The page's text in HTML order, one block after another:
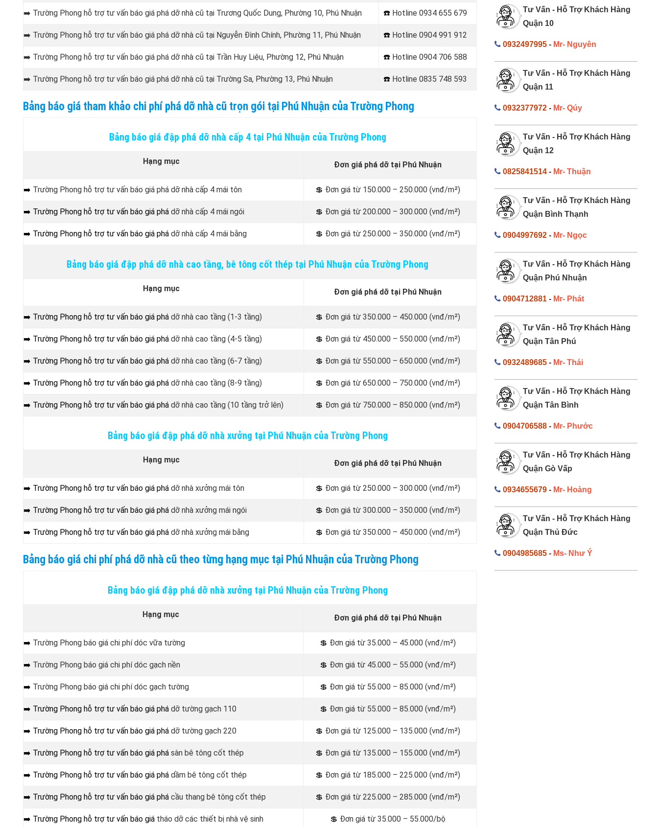
➡️ Trường Phong hỗ trợ tư vấn báo giá phá dỡ nhà cũ tại Trương Quốc Dung, Phường 10, Phú Nhuận ☎️ Hotline 0934 655 679
➡️ Trường Phong hỗ trợ tư vấn báo giá phá dỡ nhà cũ tại Nguyễn Đình Chính, Phường 11, Phú Nhuận ☎️ Hotline 0904 991 912
➡️ Trường Phong hỗ trợ tư vấn báo giá phá dỡ nhà cũ tại Trần Huy Liệu, Phường 12, Phú Nhuận ☎️ Hotline 0904 706 588
➡️ Trường Phong hỗ trợ tư vấn báo giá phá dỡ nhà cũ tại Trường Sa, Phường 13, Phú Nhuận ☎️ Hotline 0835 748 593
Bảng báo giá tham khảo chi phí phá dỡ nhà cũ trọn gói tại Phú Nhuận của Trường Phong
Bảng báo giá đập phá dỡ nhà cấp 4 tại Phú Nhuận của Trường Phong
Hạng mục Đơn giá phá dỡ tại Phú Nhuận
➡️ Trường Phong hỗ trợ tư vấn báo giá phá dỡ nhà cấp 4 mái tôn 💲 Đơn giá từ 150.000 – 250.000 (vnđ/m²)
➡️ Trường Phong hỗ trợ tư vấn báo giá phá dỡ nhà cấp 4 mái ngói 💲 Đơn giá từ 200.000 – 300.000 (vnđ/m²)
➡️ Trường Phong hỗ trợ tư vấn báo giá phá dỡ nhà cấp 4 mái bằng 💲 Đơn giá từ 250.000 – 350.000 (vnđ/m²)
Bảng báo giá đập phá dỡ nhà cao tầng, bê tông cốt thép tại Phú Nhuận của Trường Phong
Hạng mục Đơn giá phá dỡ tại Phú Nhuận
➡️ Trường Phong hỗ trợ tư vấn báo giá phá dỡ nhà cao tầng (1-3 tầng) 💲 Đơn giá từ 350.000 – 450.000 (vnđ/m²)
➡️ Trường Phong hỗ trợ tư vấn báo giá phá dỡ nhà cao tầng (4-5 tầng) 💲 Đơn giá từ 450.000 – 550.000 (vnđ/m²)
➡️ Trường Phong hỗ trợ tư vấn báo giá phá dỡ nhà cao tầng (6-7 tầng) 💲 Đơn giá từ 550.000 – 650.000 (vnđ/m²)
➡️ Trường Phong hỗ trợ tư vấn báo giá phá dỡ nhà cao tầng (8-9 tầng) 💲 Đơn giá từ 650.000 – 750.000 (vnđ/m²)
➡️ Trường Phong hỗ trợ tư vấn báo giá phá dỡ nhà cao tầng (10 tầng trở lên) 💲 Đơn giá từ 750.000 – 850.000 (vnđ/m²)
Bảng báo giá đập phá dỡ nhà xưởng tại Phú Nhuận của Trường Phong
Hạng mục Đơn giá phá dỡ tại Phú Nhuận
➡️ Trường Phong hỗ trợ tư vấn báo giá phá dỡ nhà xưởng mái tôn 💲 Đơn giá từ 250.000 – 300.000 (vnđ/m²)
➡️ Trường Phong hỗ trợ tư vấn báo giá phá dỡ nhà xưởng mái ngói 💲 Đơn giá từ 300.000 – 350.000 (vnđ/m²)
➡️ Trường Phong hỗ trợ tư vấn báo giá phá dỡ nhà xưởng mái bằng 💲 Đơn giá từ 350.000 – 450.000 (vnđ/m²)
Bảng báo giá chi phí phá dỡ nhà cũ theo từng hạng mục tại Phú Nhuận của Trường Phong
Bảng báo giá đập phá dỡ nhà xưởng tại Phú Nhuận của Trường Phong
Hạng mục Đơn giá phá dỡ tại Phú Nhuận
➡️ Trường Phong báo giá chi phí dóc vữa tường 💲 Đơn giá từ 35.000 – 45.000 (vnđ/m²)
➡️ Trường Phong báo giá chi phí dóc gạch nền 💲 Đơn giá từ 45.000 – 55.000 (vnđ/m²)
➡️ Trường Phong báo giá chi phí dóc gạch tường 💲 Đơn giá từ 55.000 – 85.000 (vnđ/m²)
➡️ Trường Phong hỗ trợ tư vấn báo giá phá dỡ tường gạch 110 💲 Đơn giá từ 55.000 – 85.000 (vnđ/m²)
➡️ Trường Phong hỗ trợ tư vấn báo giá phá dỡ tường gạch 220 💲 Đơn giá từ 125.000 – 135.000 (vnđ/m²)
➡️ Trường Phong hỗ trợ tư vấn báo giá phá sàn bê tông cốt thép 💲 Đơn giá từ 135.000 – 155.000 (vnđ/m²)
➡️ Trường Phong hỗ trợ tư vấn báo giá phá dầm bê tông cốt thép 💲 Đơn giá từ 185.000 – 225.000 (vnđ/m²)
➡️ Trường Phong hỗ trợ tư vấn báo giá phá cầu thang bê tông cốt thép 💲 Đơn giá từ 225.000 – 285.000 (vnđ/m²)
➡️ Trường Phong hỗ trợ tư vấn báo giá tháo dỡ các thiết bị nhà vệ sinh 💲 Đơn giá từ 35.000 – 55.000/bộ
Tư Vấn - Hỗ Trợ Khách Hàng
Quận 10
0932497995- Mr- Nguyên
Tư Vấn - Hỗ Trợ Khách Hàng
Quận 11
0932377972- Mr- Qúy
Tư Vấn - Hỗ Trợ Khách Hàng
Quận 12
0825841514- Mr- Thuận
Tư Vấn - Hỗ Trợ Khách Hàng
Quận Bình Thạnh
0904997692- Mr- Ngọc
Tư Vấn - Hỗ Trợ Khách Hàng
Quận Phú Nhuận
0904712881- Mr- Phát
Tư Vấn - Hỗ Trợ Khách Hàng
Quận Tân Phú
0932489685- Mr- Thái
Tư Vấn - Hỗ Trợ Khách Hàng
Quận Tân Bình
0904706588- Mr- Phước
Tư Vấn - Hỗ Trợ Khách Hàng
Quận Gò Vấp
0934655679- Mr- Hoàng
Tư Vấn - Hỗ Trợ Khách Hàng
Quận Thủ Đức
0904985685- Ms- Như Ý